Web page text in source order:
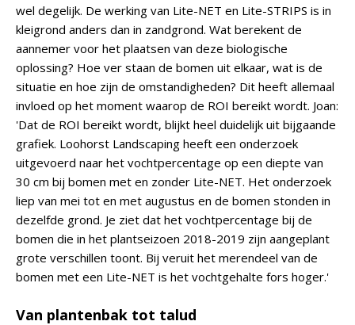
wel degelijk. De werking van Lite-NET en Lite-STRIPS is in
kleigrond anders dan in zandgrond. Wat berekent de
aannemer voor het plaatsen van deze biologische
oplossing? Hoe ver staan de bomen uit elkaar, wat is de
situatie en hoe zijn de omstandigheden? Dit heeft allemaal
invloed op het moment waarop de ROI bereikt wordt. Joan:
'Dat de ROI bereikt wordt, blijkt heel duidelijk uit bijgaande
grafiek. Loohorst Landscaping heeft een onderzoek
uitgevoerd naar het vochtpercentage op een diepte van
30 cm bij bomen met en zonder Lite-NET. Het onderzoek
liep van mei tot en met augustus en de bomen stonden in
dezelfde grond. Je ziet dat het vochtpercentage bij de
bomen die in het plantseizoen 2018-2019 zijn aangeplant
grote verschillen toont. Bij veruit het merendeel van de
bomen met een Lite-NET is het vochtgehalte fors hoger.'
Van plantenbak tot talud